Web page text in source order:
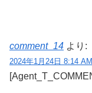
comment_14 より:
2024年1月24日 8:14 AM